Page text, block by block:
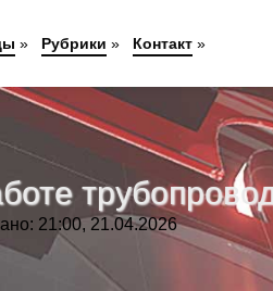
21:00, 21.04.2026
» Рубрики » Контакт»